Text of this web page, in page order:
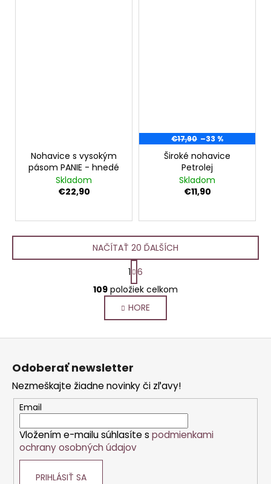
Nohavice s vysokým
pásom PANIE - hnedé
Skladom
€22,90
€17,90 –33 %
Široké nohavice
Petrolej
Skladom
€11,90
O
v
l
á
d
e
p
r
v
k
y
NAČÍTAŤ 20 ĎALŠÍCH
S
t
r
á
n
k
o
i
e
1 6
109 položiek celkom
HORE
Odoberať newsletter
Nezmeškajte žiadne novinky či zľavy!
Email
Vložením e-mailu súhlasíte s podmienkami
ochrany osobných údajov
PRIHLÁSIŤ SA